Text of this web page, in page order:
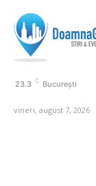
23.3 C București
vineri, august 7, 2026